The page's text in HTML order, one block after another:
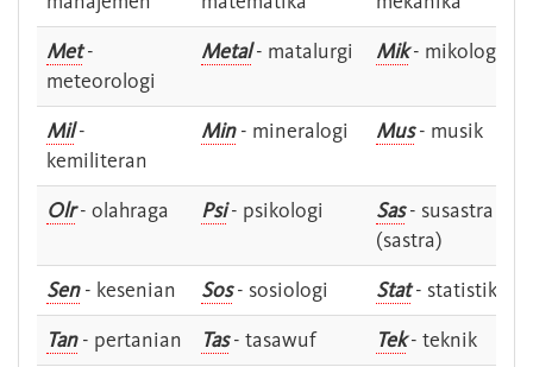
Met-
meteorologi
Metal- matalurgi Mik- mikologi
Mil-
kemiliteran
Min- mineralogi Mus- musik
Olr- olahraga Psi- psikologi Sas- susastra -
(sastra)
Sen- kesenian Sos- sosiologi Stat- statistik
Tan- pertanian Tas- tasawuf Tek- teknik